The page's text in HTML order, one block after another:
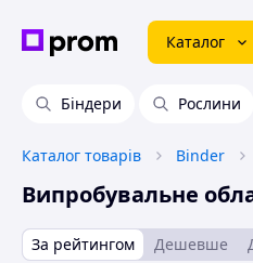
Каталог
Біндери Рослини
Каталог товарів Binder
Випробувальне
За рейтингом Дешевше